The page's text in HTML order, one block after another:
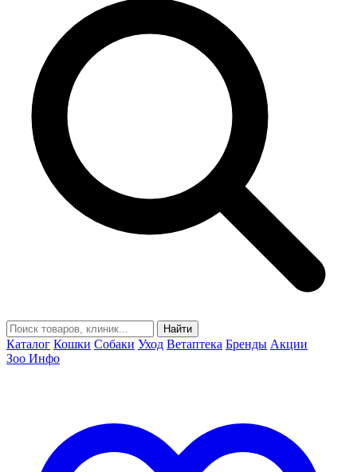
Найти
Каталог Кошки Собаки Уход Ветаптека Бренды Акции
Зоо Инфо